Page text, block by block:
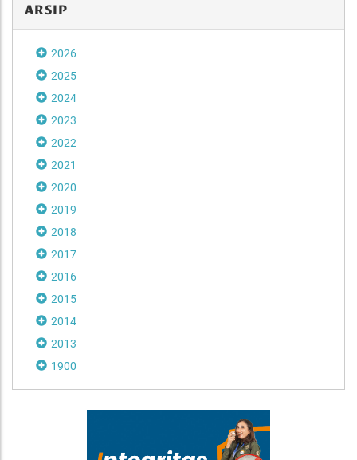
ARSIP
2026
2025
2024
2023
2022
2021
2020
2019
2018
2017
2016
2015
2014
2013
1900